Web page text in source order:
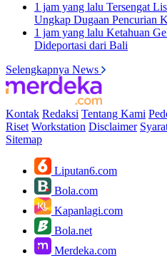
1 jam yang lalu Tersengat
Ungkap Dugaan Pencurian
1 jam yang lalu Ketahuan
Dideportasi dari Bali
Selengkapnya News
Kontak Redaksi Tentang Kami
Riset Workstation Disclaimer
Sitemap
Liputan6.com
Bola.com
Kapanlagi.com
Bola.net
Merdeka.com